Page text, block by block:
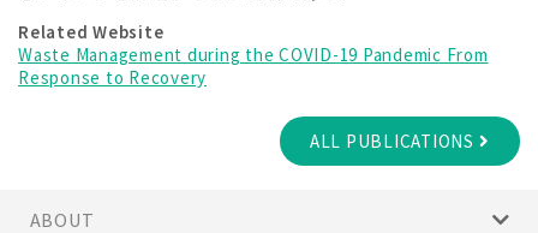
Related Website
Waste Management during the COVID-19 Pandemic From
Response to Recovery
ALL PUBLICATIONS
ABOUT